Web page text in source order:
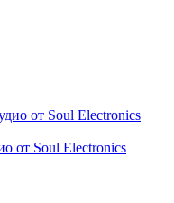
от Soul Electronics